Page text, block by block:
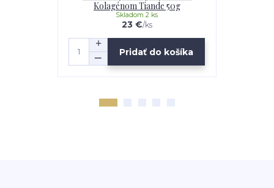
Kolagénom Tiande 50g
23 €/ks
Skladom 2 ks
Pridať do košíka